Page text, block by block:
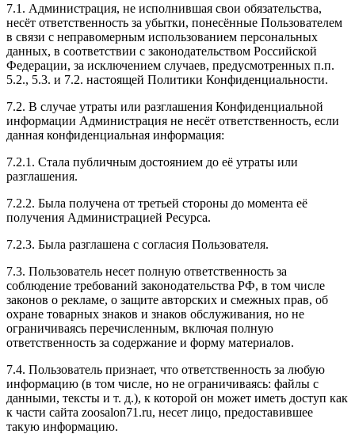
7.1. Администрация, не исполнившая свои обязательства,
несёт ответственность за убытки, понесённые Пользователем
в связи с неправомерным использованием персональных
данных, в соответствии с законодательством Российской
Федерации, за исключением случаев, предусмотренных п.п.
5.2., 5.3. и 7.2. настоящей Политики Конфиденциальности.
7.2. В случае утраты или разглашения Конфиденциальной
информации Администрация не несёт ответственность, если
данная конфиденциальная информация:
7.2.1. Стала публичным достоянием до её утраты или
разглашения.
7.2.2. Была получена от третьей стороны до момента её
получения Администрацией Ресурса.
7.2.3. Была разглашена с согласия Пользователя.
7.3. Пользователь несет полную ответственность за
соблюдение требований законодательства РФ, в том числе
законов о рекламе, о защите авторских и смежных прав, об
охране товарных знаков и знаков обслуживания, но не
ограничиваясь перечисленным, включая полную
ответственность за содержание и форму материалов.
7.4. Пользователь признает, что ответственность за любую
информацию (в том числе, но не ограничиваясь: файлы с
данными, тексты и т. д.), к которой он может иметь доступ как
к части сайта zoosalon71.ru, несет лицо, предоставившее
такую информацию.